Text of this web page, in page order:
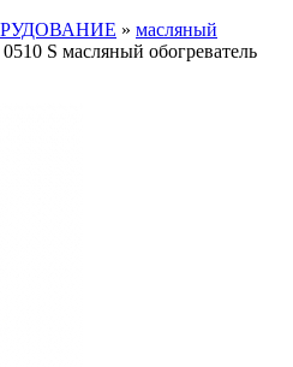
» масляный
S масляный обогреватель